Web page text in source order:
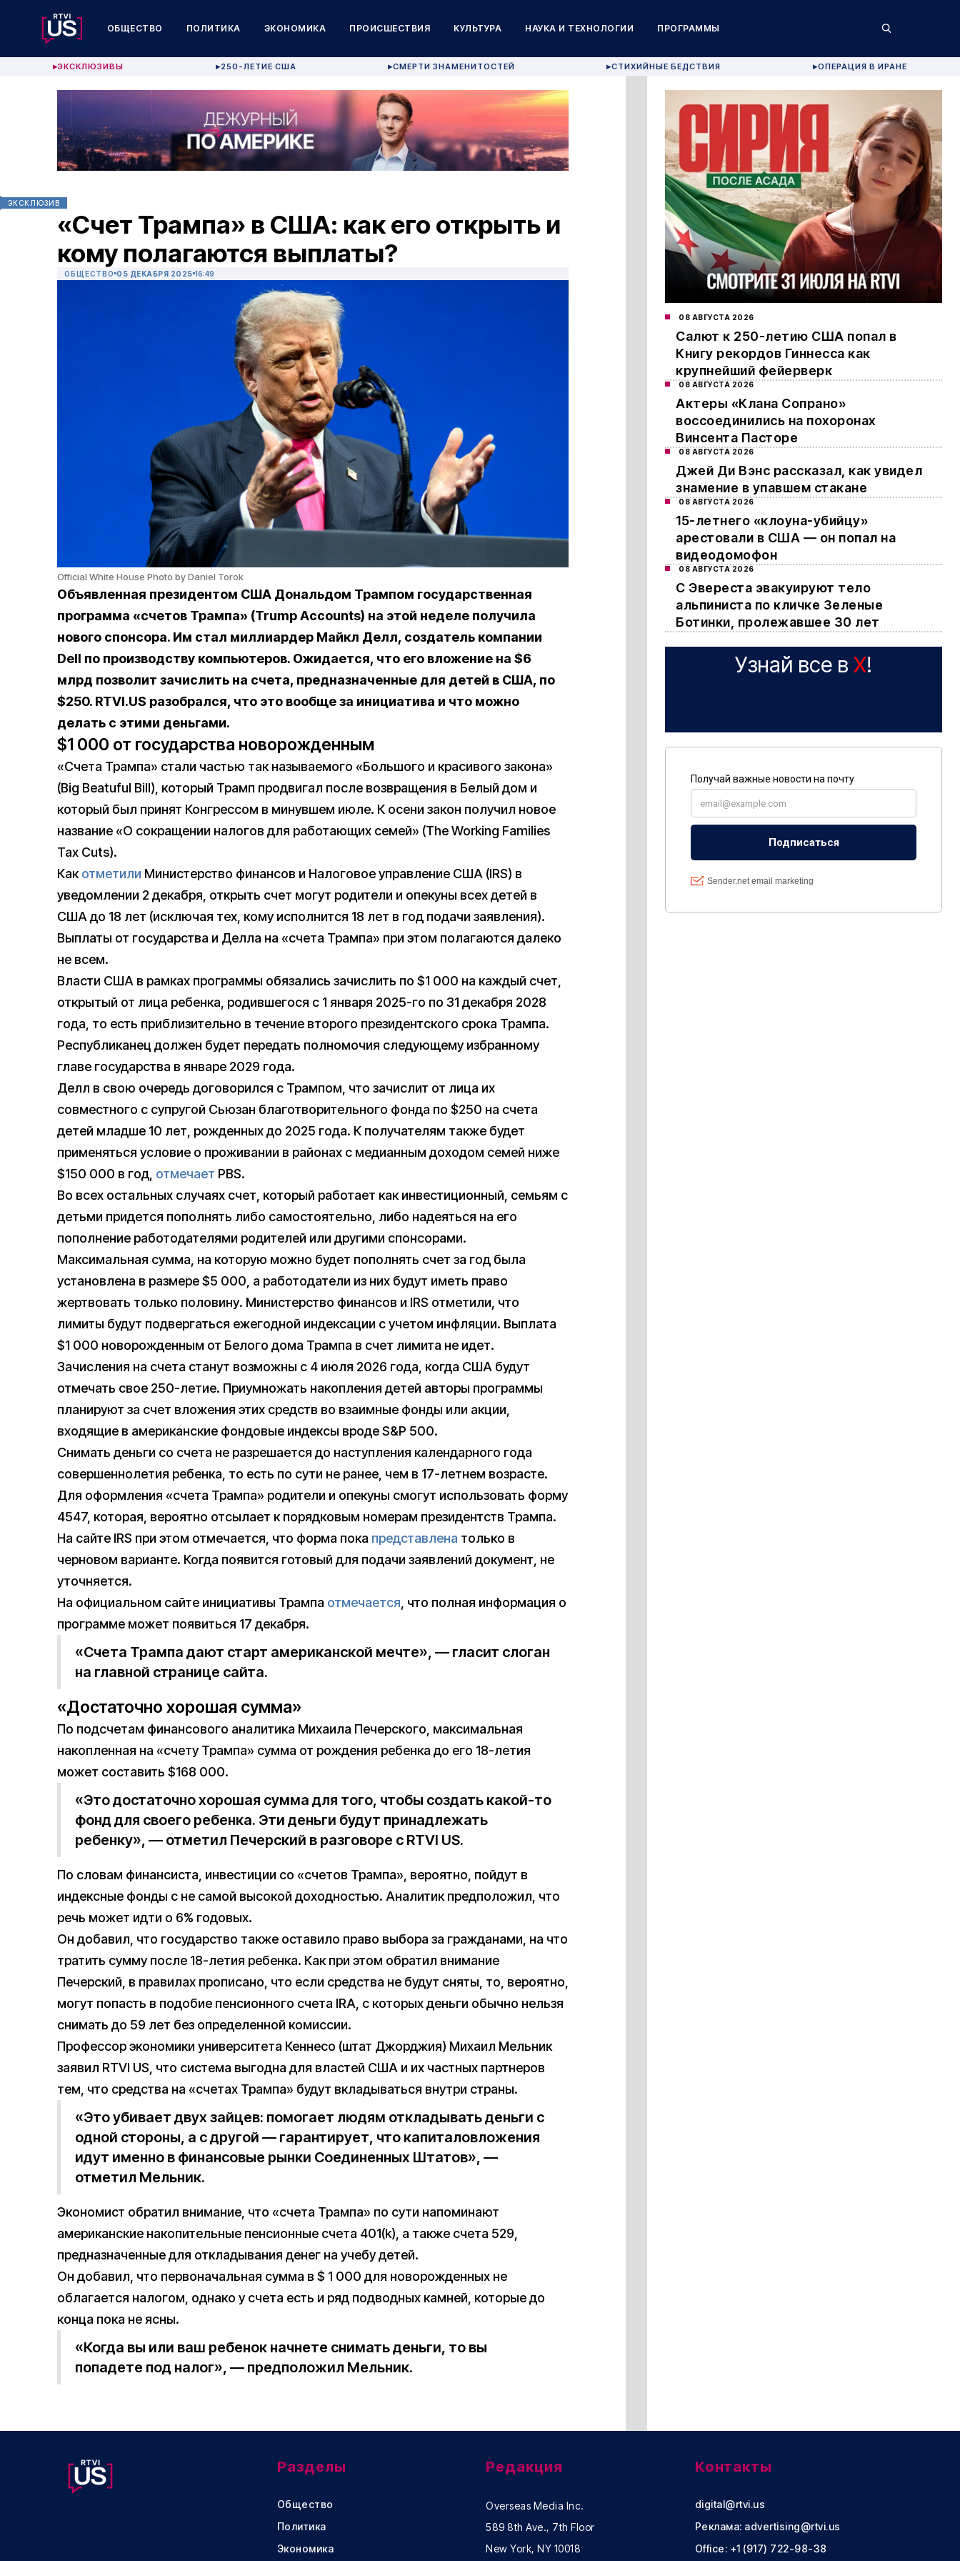
ОБЩЕСТВО ПОЛИТИКА ЭКОНОМИКА ПРОИСШЕСТВИЯ КУЛЬТУРА НАУКА И ТЕХНОЛОГИИ ПРОГРАММЫ
▶ЭКСКЛЮЗИВЫ ▶250-ЛЕТИЕ США ▶СМЕРТИ ЗНАМЕНИТОСТЕЙ ▶СТИХИЙНЫЕ БЕДСТВИЯ ▶ОПЕРАЦИЯ В ИРАНЕ
ЭКСКЛЮЗИВ
«Счет Трампа» в США: как его открыть и
кому полагаются выплаты?
ОБЩЕСТВО 05 ДЕКАБРЯ 2025 16:49
Official White House Photo by Daniel Torok
Объявленная президентом США Дональдом Трампом государственная
программа «счетов Трампа» (Trump Accounts) на этой неделе получила
нового спонсора. Им стал миллиардер Майкл Делл, создатель компании
Dell по производству компьютеров. Ожидается, что его вложение на $6
млрд позволит зачислить на счета, предназначенные для детей в США, по
$250. RTVI.US разобрался, что это вообще за инициатива и что можно
делать с этими деньгами.
$1 000 от государства новорожденным
«Счета Трампа» стали частью так называемого «Большого и красивого закона»
(Big Beatuful Bill), который Трамп продвигал после возвращения в Белый дом и
который был принят Конгрессом в минувшем июле. К осени закон получил новое
название «О сокращении налогов для работающих семей» (The Working Families
Tax Cuts).
Какотметили Министерство финансов и Налоговое управление США (IRS) в
уведомлении 2 декабря, открыть счет могут родители и опекуны всех детей в
США до 18 лет (исключая тех, кому исполнится 18 лет в год подачи заявления).
Выплаты от государства и Делла на «счета Трампа» при этом полагаются далеко
не всем.
Власти США в рамках программы обязались зачислить по $1 000 на каждый счет,
открытый от лица ребенка, родившегося с 1 января 2025-го по 31 декабря 2028
года, то есть приблизительно в течение второго президентского срока Трампа.
Республиканец должен будет передать полномочия следующему избранному
главе государства в январе 2029 года.
Делл в свою очередь договорился с Трампом, что зачислит от лица их
совместного с супругой Сьюзан благотворительного фонда по $250 на счета
детей младше 10 лет, рожденных до 2025 года. К получателям также будет
применяться условие о проживании в районах с медианным доходом семей ниже
$150 000 в год, отмечает PBS.
Во всех остальных случаях счет, который работает как инвестиционный, семьям с
детьми придется пополнять либо самостоятельно, либо надеяться на его
пополнение работодателями родителей или другими спонсорами.
Максимальная сумма, на которую можно будет пополнять счет за год была
установлена в размере $5 000, а работодатели из них будут иметь право
жертвовать только половину. Министерство финансов и IRS отметили, что
лимиты будут подвергаться ежегодной индексации с учетом инфляции. Выплата
$1 000 новорожденным от Белого дома Трампа в счет лимита не идет.
Зачисления на счета станут возможны с 4 июля 2026 года, когда США будут
отмечать свое 250-летие. Приумножать накопления детей авторы программы
планируют за счет вложения этих средств во взаимные фонды или акции,
входящие в американские фондовые индексы вроде S&P 500.
Снимать деньги со счета не разрешается до наступления календарного года
совершеннолетия ребенка, то есть по сути не ранее, чем в 17-летнем возрасте.
Для оформления «счета Трампа» родители и опекуны смогут использовать форму
4547, которая, вероятно отсылает к порядковым номерам президентств Трампа.
На сайте IRS при этом отмечается, что форма пока представлена только в
черновом варианте. Когда появится готовый для подачи заявлений документ, не
уточняется.
На официальном сайте инициативы Трампа отмечается, что полная информация о
программе может появиться 17 декабря.
«Счета Трампа дают старт американской мечте», — гласит слоган
на главной странице сайта.
«Достаточно хорошая сумма»
По подсчетам финансового аналитика Михаила Печерского, максимальная
накопленная на «счету Трампа» сумма от рождения ребенка до его 18-летия
может составить $168 000.
«Это достаточно хорошая сумма для того, чтобы создать какой-то
фонд для своего ребенка. Эти деньги будут принадлежать
ребенку», — отметил Печерский в разговоре с RTVI US.
По словам финансиста, инвестиции со «счетов Трампа», вероятно, пойдут в
индексные фонды с не самой высокой доходностью. Аналитик предположил, что
речь может идти о 6% годовых.
Он добавил, что государство также оставило право выбора за гражданами, на что
тратить сумму после 18-летия ребенка. Как при этом обратил внимание
Печерский, в правилах прописано, что если средства не будут сняты, то, вероятно,
могут попасть в подобие пенсионного счета IRA, с которых деньги обычно нельзя
снимать до 59 лет без определенной комиссии.
Профессор экономики университета Кеннесо (штат Джорджия) Михаил Мельник
заявил RTVI US, что система выгодна для властей США и их частных партнеров
тем, что средства на «счетах Трампа» будут вкладываться внутри страны.
«Это убивает двух зайцев: помогает людям откладывать деньги с
одной стороны, а с другой — гарантирует, что капиталовложения
идут именно в финансовые рынки Соединенных Штатов», —
отметил Мельник.
Экономист обратил внимание, что «счета Трампа» по сути напоминают
американские накопительные пенсионные счета 401(k), а также счета 529,
предназначенные для откладывания денег на учебу детей.
Он добавил, что первоначальная сумма в $ 1 000 для новорожденных не
облагается налогом, однако у счета есть и ряд подводных камней, которые до
конца пока не ясны.
«Когда вы или ваш ребенок начнете снимать деньги, то вы
попадете под налог», — предположил Мельник.
08 АВГУСТА 2026
Салют к 250-летию США попал в
Книгу рекордов Гиннесса как
крупнейший фейерверк
08 АВГУСТА 2026
Актеры «Клана Сопрано»
воссоединились на похоронах
Винсента Пасторе
08 АВГУСТА 2026
Джей Ди Вэнс рассказал, как увидел
знамение в упавшем стакане
08 АВГУСТА 2026
15-летнего «клоуна-убийцу»
арестовали в США — он попал на
видеодомофон
08 АВГУСТА 2026
С Эвереста эвакуируют тело
альпиниста по кличке Зеленые
Ботинки, пролежавшее 30 лет
Узнай все в X!
Разделы
Общество
Политика
Экономика
Редакция
Overseas Media Inc.
589 8th Ave., 7th Floor
New York, NY 10018
Контакты
digital@rtvi.us
Реклама: advertising@rtvi.us
Office: +1 (917) 722-98-38